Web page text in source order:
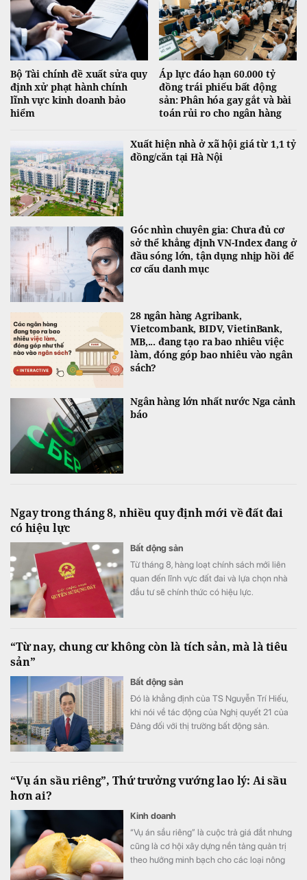
Bộ Tài chính đề xuất sửa quy
định xử phạt hành chính
lĩnh vực kinh doanh bảo
hiểm
Áp lực đáo hạn 60.000 tỷ
đồng trái phiếu bất động
sản: Phân hóa gay gắt và bài
toán rủi ro cho ngân hàng
Xuất hiện nhà ở xã hội giá từ 1,1 tỷ
đồng/căn tại Hà Nội
Góc nhìn chuyên gia: Chưa đủ cơ
sở thể khẳng định VN-Index đang ở
đầu sóng lớn, tận dụng nhịp hồi để
cơ cấu danh mục
28 ngân hàng Agribank,
Vietcombank, BIDV, VietinBank,
MB,... đang tạo ra bao nhiêu việc
làm, đóng góp bao nhiêu vào ngân
sách?
Ngân hàng lớn nhất nước Nga cảnh
báo
Ngay trong tháng 8, nhiều quy định mới về đất đai
có hiệu lực
Bất động sản
Từ tháng 8, hàng loạt chính sách mới liên
quan đến lĩnh vực đất đai và lựa chọn nhà
đầu tư sẽ chính thức có hiệu lực.
“Từ nay, chung cư không còn là tích sản, mà là tiêu
sản”
Bất động sản
Đó là khẳng định của TS Nguyễn Trí Hiếu,
khi nói về tác động của Nghị quyết 21 của
Đảng đối với thị trường bất động sản.
“Vụ án sầu riêng”, Thứ trưởng vướng lao lý: Ai sầu
hơn ai?
Kinh doanh
“Vụ án sầu riêng” là cuộc trả giá đắt nhưng
cũng là cơ hội xây dựng nền tảng quản trị
theo hướng minh bạch cho các loại nông